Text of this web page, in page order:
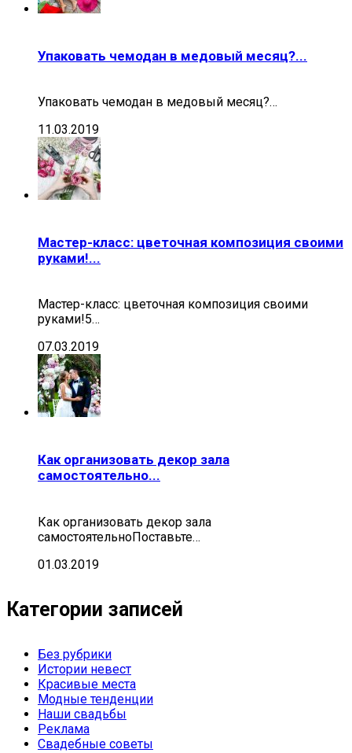
Упаковать чемодан в медовый месяц?...
Упаковать чемодан в медовый месяц?…
11.03.2019
Мастер-класс: цветочная композиция своими
руками!...
Мастер-класс: цветочная композиция своими
руками!5…
07.03.2019
Как организовать декор зала
самостоятельно...
Как организовать декор зала
самостоятельноПоставьте…
01.03.2019
Категории записей
Без рубрики
Истории невест
Красивые места
Модные тенденции
Наши свадьбы
Реклама
Свадебные советы